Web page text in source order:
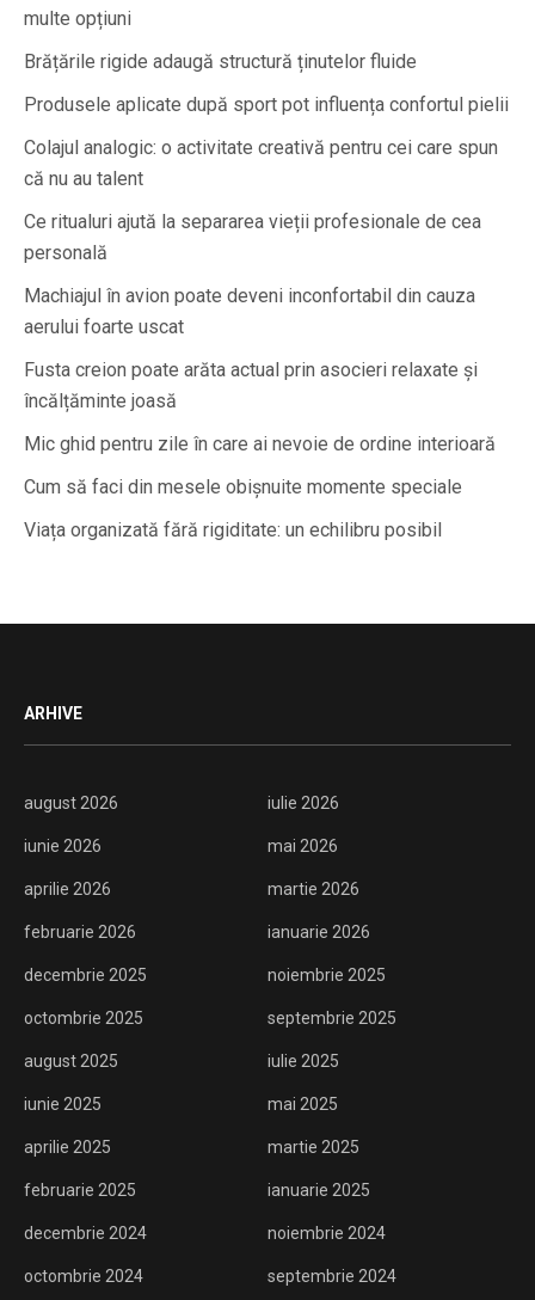
multe opțiuni
Brățările rigide adaugă structură ținutelor fluide
Produsele aplicate după sport pot influența confortul pielii
Colajul analogic: o activitate creativă pentru cei care spun
că nu au talent
Ce ritualuri ajută la separarea vieții profesionale de cea
personală
Machiajul în avion poate deveni inconfortabil din cauza
aerului foarte uscat
Fusta creion poate arăta actual prin asocieri relaxate și
încălțăminte joasă
Mic ghid pentru zile în care ai nevoie de ordine interioară
Cum să faci din mesele obișnuite momente speciale
Viața organizată fără rigiditate: un echilibru posibil
ARHIVE
august 2026 iulie 2026
iunie 2026 mai 2026
aprilie 2026 martie 2026
februarie 2026 ianuarie 2026
decembrie 2025 noiembrie 2025
octombrie 2025 septembrie 2025
august 2025 iulie 2025
iunie 2025 mai 2025
aprilie 2025 martie 2025
februarie 2025 ianuarie 2025
decembrie 2024 noiembrie 2024
octombrie 2024 septembrie 2024